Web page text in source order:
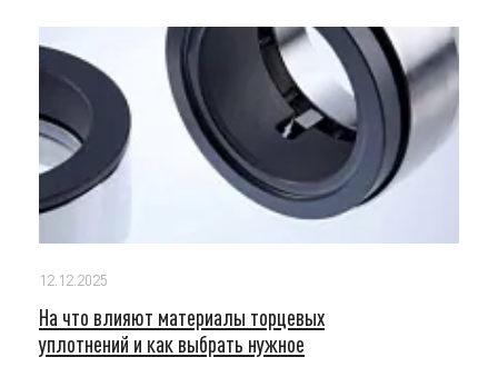
12.12.2025
На что влияют материалы торцевых
уплотнений и как выбрать нужное